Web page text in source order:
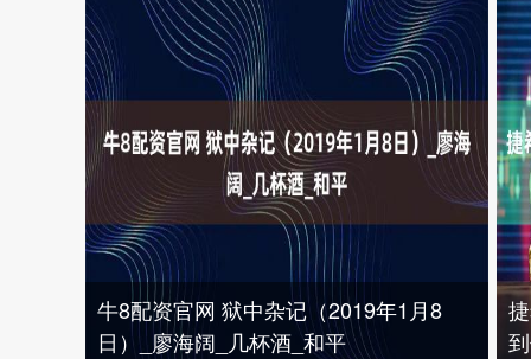
牛8配资官网 狱中杂记（2019年1月8
日）_廖海阔_几杯酒_和平